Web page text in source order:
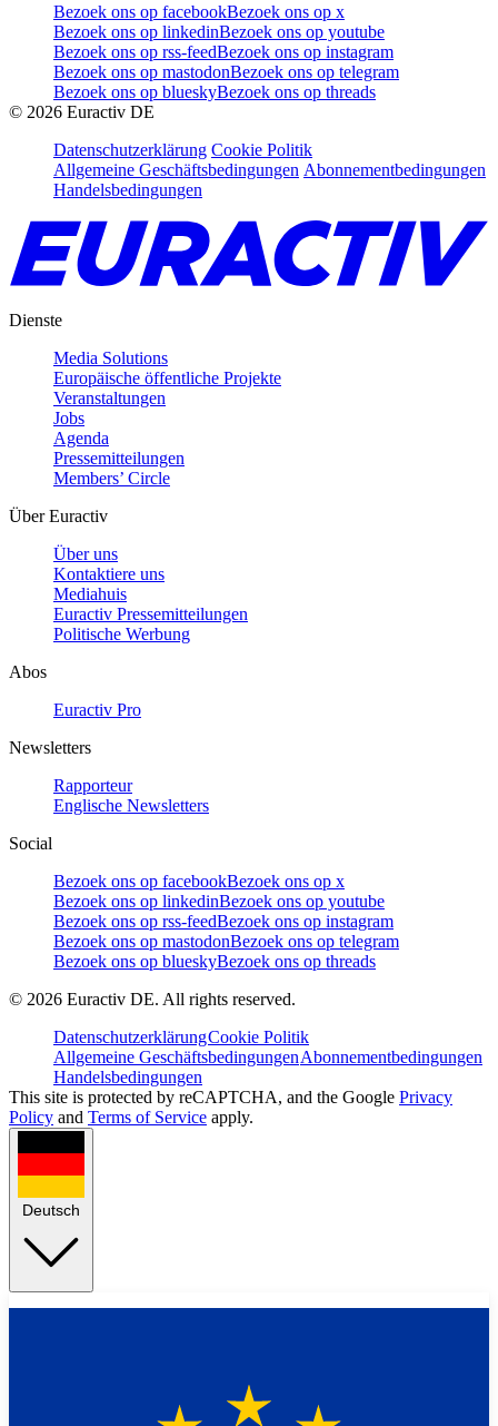
Bezoek ons op facebookBezoek ons op x
Bezoek ons op linkedinBezoek ons op youtube
Bezoek ons op rss-feedBezoek ons op instagram
Bezoek ons op mastodonBezoek ons op telegram
Bezoek ons op blueskyBezoek ons op threads
© 2026 Euractiv DE
Datenschutzerklärung Cookie Politik
Allgemeine Geschäftsbedingungen Abonnementbedingungen
Handelsbedingungen
Dienste
Media Solutions
Europäische öffentliche Projekte
Veranstaltungen
Jobs
Agenda
Pressemitteilungen
Members’ Circle
Über Euractiv
Über uns
Kontaktiere uns
Mediahuis
Euractiv Pressemitteilungen
Politische Werbung
Abos
Euractiv Pro
Newsletters
Rapporteur
Englische Newsletters
Social
Bezoek ons op facebookBezoek ons op x
Bezoek ons op linkedinBezoek ons op youtube
Bezoek ons op rss-feedBezoek ons op instagram
Bezoek ons op mastodonBezoek ons op telegram
Bezoek ons op blueskyBezoek ons op threads
© 2026 Euractiv DE. All rights reserved.
DatenschutzerklärungCookie Politik
Allgemeine GeschäftsbedingungenAbonnementbedingungen
Handelsbedingungen
This site is protected by reCAPTCHA, and the Google Privacy
Policy and Terms of Service apply.
Deutsch